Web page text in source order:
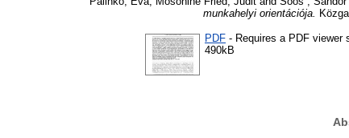
munkahelyi orientációja.
PDF - Requires a PDF viewer
490kB